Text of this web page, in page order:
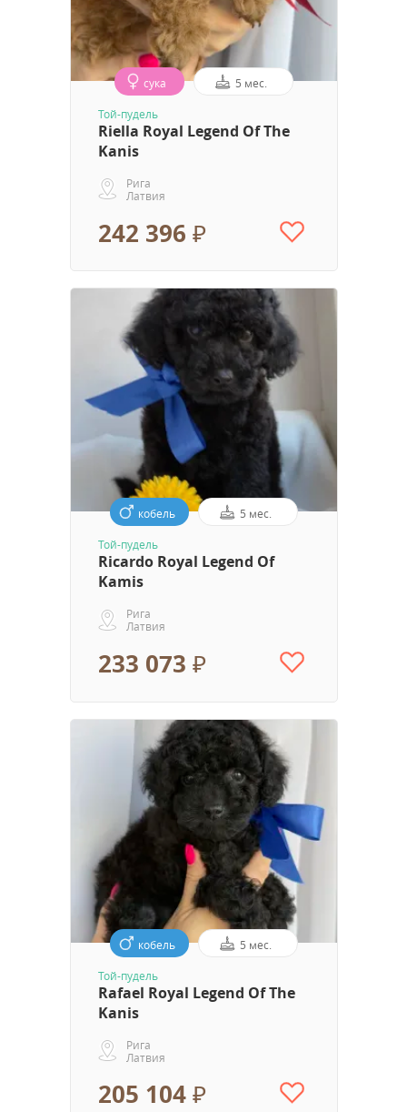
сука 5 мес.
Той-пудель
Riella Royal Legend Of The
Kanis
Рига
Латвия
242 396 ₽
кобель 5 мес.
Той-пудель
Ricardo Royal Legend Of
Kamis
Рига
Латвия
233 073 ₽
кобель 5 мес.
Той-пудель
Rafael Royal Legend Of The
Kanis
Рига
Латвия
205 104 ₽